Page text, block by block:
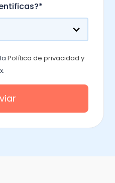
*
laPolítica de privacidad y